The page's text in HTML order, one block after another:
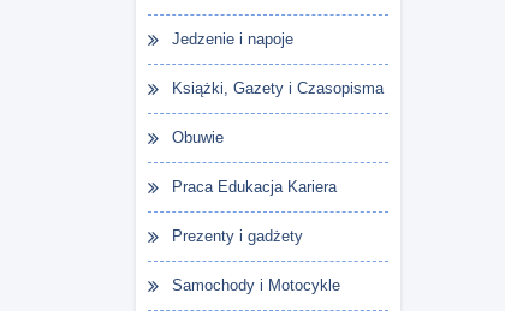
Jedzenie i napoje
Książki, Gazety i Czasopisma
Obuwie
Praca Edukacja Kariera
Prezenty i gadżety
Samochody i Motocykle